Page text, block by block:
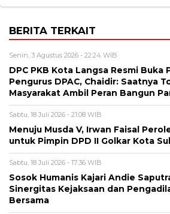
BERITA TERKAIT
Senin, 3 Agustus 2026 - 22:24 WIB
DPC PKB Kota Langsa Resmi Buka
Pengurus DPAC, Chaidir: Saatnya
Masyarakat Ambil Peran Bangun
Sabtu, 18 Juli 2026 - 21:08 WIB
Menuju Musda V, Irwan Faisal
untuk Pimpin DPD II Golkar Kota
Sabtu, 18 Juli 2026 - 17:36 WIB
Sosok Humanis Kajari Andie
Sinergitas Kejaksaan dan
Bersama